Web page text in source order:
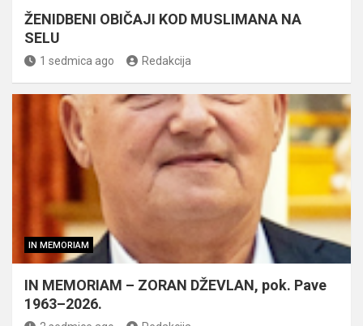
ŽENIDBENI OBIČAJI KOD MUSLIMANA NA
SELU
1 sedmica ago Redakcija
IN MEMORIAM
IN MEMORIAM – ZORAN DŽEVLAN, pok. Pave
1963–2026.